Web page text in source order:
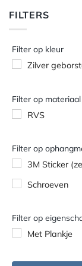
FILTERS
Filter op kleur
Zilver
Filter op materiaal
RVS
Filter op
3M Sticker
Schroeven
Filter op
Met Plankje